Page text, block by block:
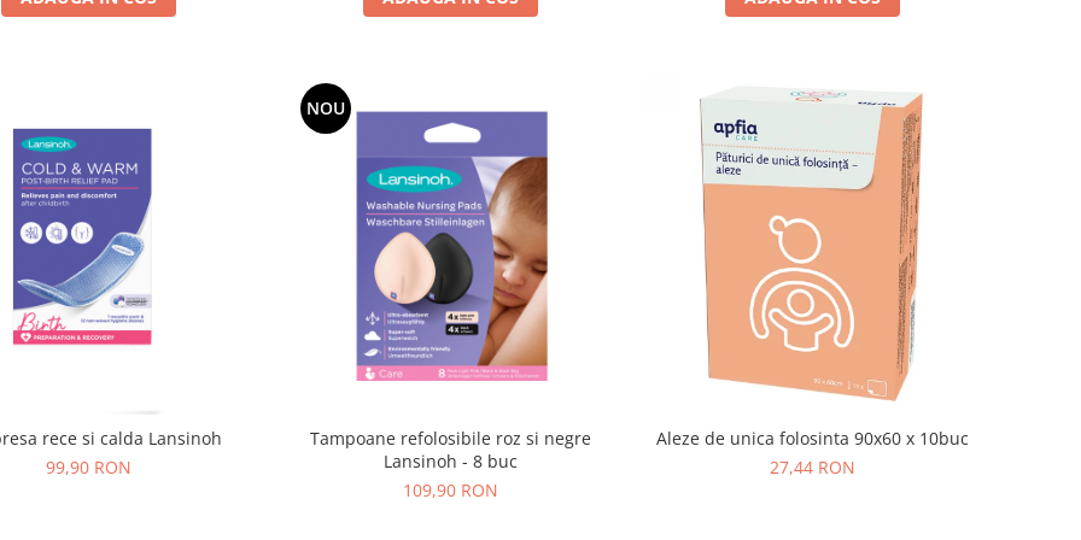
rece si calda Lansinoh
99,90 RON
NOU
Tampoane refolosibile roz si negre
Lansinoh - 8 buc
109,90 RON
Aleze de unica folosinta 90x60 x 10buc
27,44 RON